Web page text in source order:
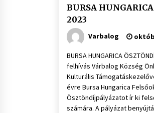
BURSA
2023
Varbalog
BURSA HUNGARICA
felhívás Várbalog Község
Kulturális
évre Bursa Hungarica
Ösztöndíjpályázatot ír ki
számára. A pályázat